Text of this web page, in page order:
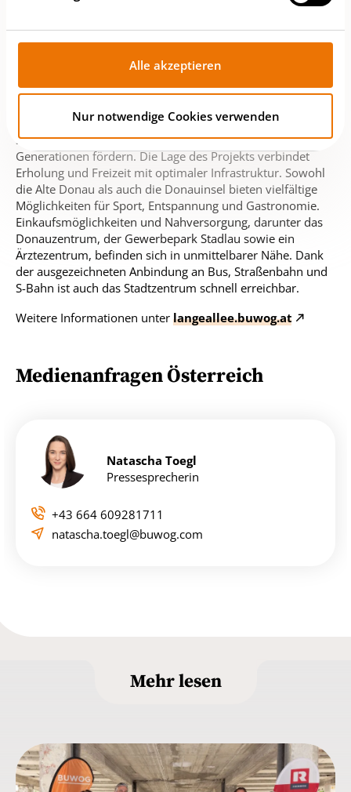
Alle akzeptieren
Nur notwendige Cookies verwenden
Leben. Neben den großzügigen Freiflächen sorgen die
Architektur für ein offenes und harmonisches
Wohnambiente. Sorgfältig geplante Details und eine
zeitlose Formensprache schaffen ein Zuhause, das den
heutigen Ansprüchen gerecht wird – und auch morgen
liebevoll gestalteten Gemeinschaftsgarten und einen
Spielplatz, die Begegnung und Lebensfreude für alle
Generationen fördern. Die Lage des Projekts verbindet
Erholung und Freizeit mit optimaler Infrastruktur. Sowohl
die Alte Donau als auch die Donauinsel bieten vielfältige
Möglichkeiten für Sport, Entspannung und Gastronomie.
Einkaufsmöglichkeiten und Nahversorgung, darunter das
Donauzentrum, der Gewerbepark Stadlau sowie ein
Ärztezentrum, befinden sich in unmittelbarer Nähe. Dank
der ausgezeichneten Anbindung an Bus, Straßenbahn und
S-Bahn ist auch das Stadtzentrum schnell erreichbar.
Weitere Informationen unter langeallee.buwog.at
Medienanfragen Österreich
Natascha Toegl
Pressesprecherin
+43 664 609281711
natascha.toegl@buwog.com
Mehr lesen